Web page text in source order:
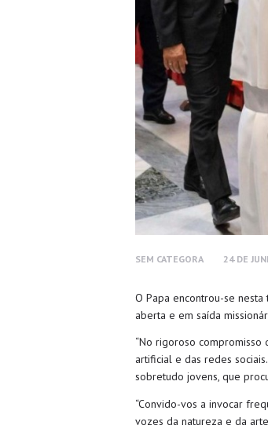
SEM CATEGORA 24 DE
O Papa encontrou-se
aberta e em saída
“No rigoroso
artificial e das redes
sobretudo jovens, que
“Convido-vos a invocar
vozes da natureza e da